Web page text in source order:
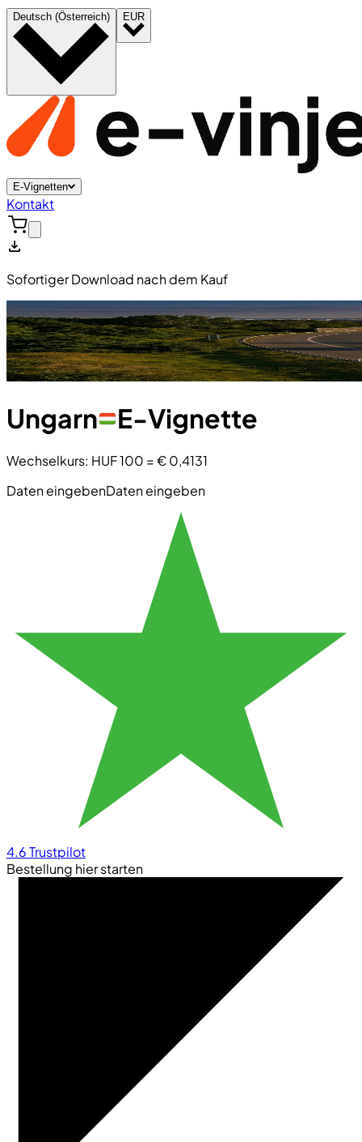
Deutsch (Österreich) EUR
E-Vignetten
Kontakt
Sofortiger Download nach dem Kauf
Ungarn E-Vignette
Wechselkurs: HUF 100 =€ 0,4131
Daten eingebenDaten eingeben
4.6Trustpilot
Bestellung hier starten